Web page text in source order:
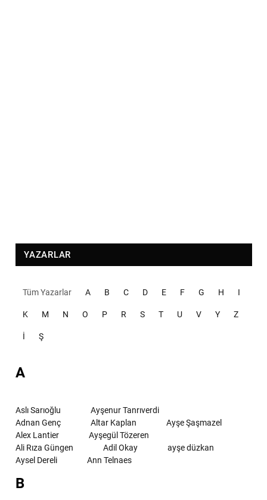
YAZARLAR
Tüm Yazarlar A B C D E F G H I
K M N O P R S T U V Y Z
İ Ş
A
Aslı Sarıoğlu
Ayşenur Tanrıverdi
Adnan Genç
Altar Kaplan
Ayşe Şaşmazel
Alex Lantier
Ayşegül Tözeren
Ali Rıza Güngen
Adil Okay
ayşe düzkan
Aysel Dereli
Ann Telnaes
B